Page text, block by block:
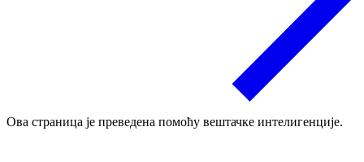
Ова страница је преведена помоћу вештачке интелигенције.